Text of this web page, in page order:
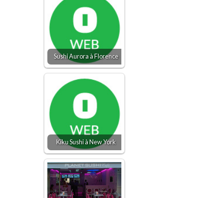
Sushi Aurora à Florence
Kiku Sushi à New York